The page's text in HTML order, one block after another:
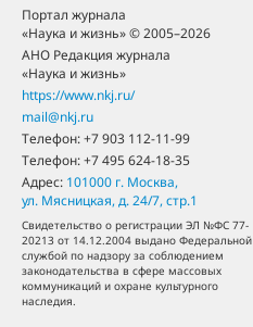
Портал журнала
«Наука и жизнь» © 2005–2026
АНО Редакция журнала
«Наука и жизнь»
https://www.nkj.ru/
mail@nkj.ru
Телефон:+7 903 112-11-99
Телефон:+7 495 624-18-35
Адрес: 101000 г. Москва,
ул. Мясницкая, д. 24/7, стр.1
Свидетельство о регистрации ЭЛ №ФС 77-
20213 от 14.12.2004 выдано Федеральной
службой по надзору за соблюдением
законодательства в сфере массовых
коммуникаций и охране культурного
наследия.